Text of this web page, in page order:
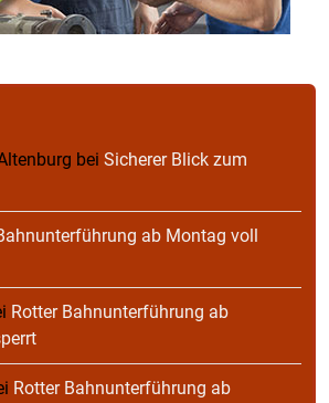
bei Sicherer Blick zum
ab Montag voll
Rotter Bahnunterführung ab
Rotter Bahnunterführung ab